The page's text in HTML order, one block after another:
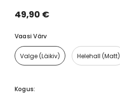
49,90 €
Vaasi Värv
Valge (läikiv) Helehall (matt)
Kogus: